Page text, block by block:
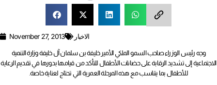
November 27, 2013 الاخبار
وجه رئيس الوزراء صاحب السمو الملكي الأمير خليفة بن سلمان آل خليفة وزارة التنمية
الاجتماعية إلى تشديد الرقابة على حضانات الأطفال للتأكد من قيامها بدورها في تقديم الرعاية
للأطفال بما يتناسب مع هذه المرحلة العمرية التي تحتاج لعناية خاصة.